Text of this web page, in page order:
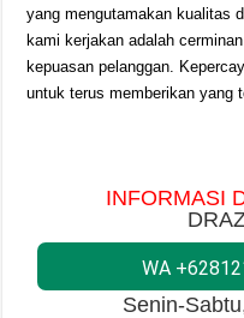
yang mengutamakan kualitas
kami kerjakan adalah
kepuasan pelanggan.
untuk terus memberikan yang
INFORMASI
WA
Senin-